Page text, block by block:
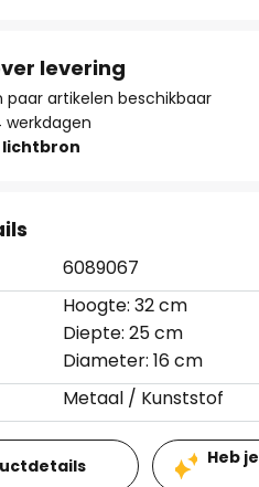
levering
paar artikelen beschikbaar
werkdagen
lichtbron
6089067
Hoogte: 32 cm
Diepte: 25 cm
Diameter: 16 cm
Metaal / Kunststof
Heb